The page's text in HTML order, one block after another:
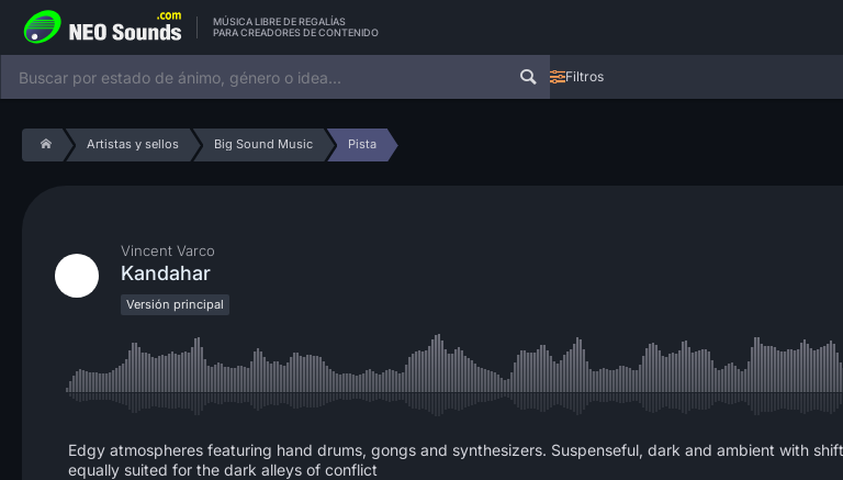
MÚSICA LIBRE DE REGALÍAS
PARA CREADORES DE CONTENIDO
Filtros
Artistas y sellos Big Sound Music Pista
Vincent Varco
Kandahar
Versión principal
Edgy atmospheres featuring hand drums, gongs and synthesizers. Suspenseful, dark and ambient with
equally suited for the dark alleys of conflict